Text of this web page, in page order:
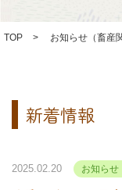
TOP > お知らせ（畜産
新着情報
2025.02.20 お知らせ